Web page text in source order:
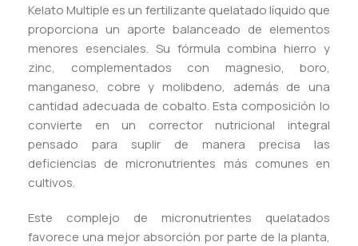
Kelato Multiple es un fertilizante quelatado líquido que
proporciona un aporte balanceado de elementos
menores esenciales. Su fórmula combina hierro y
zinc, complementados con magnesio, boro,
manganeso, cobre y molibdeno, además de una
cantidad adecuada de cobalto. Esta composición lo
convierte en un corrector nutricional integral
pensado para suplir de manera precisa las
deficiencias de micronutrientes más comunes en
cultivos.
Este complejo de micronutrientes quelatados
favorece una mejor absorción por parte de la planta,